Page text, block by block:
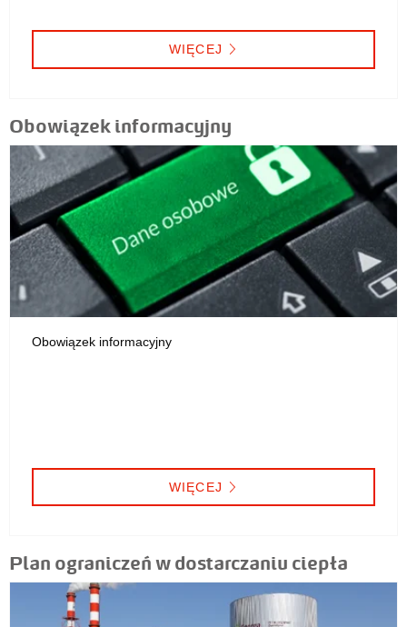
WIĘCEJ
Obowiązek informacyjny
Obowiązek informacyjny
WIĘCEJ
Plan ograniczeń w dostarczaniu ciepła